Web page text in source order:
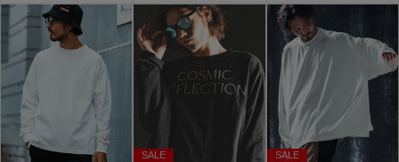
SALE SALE